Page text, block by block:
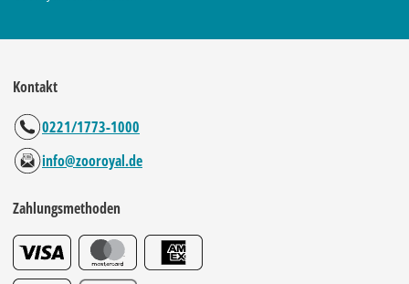
Kontakt
0221/1773-1000
info@zooroyal.de
Zahlungsmethoden